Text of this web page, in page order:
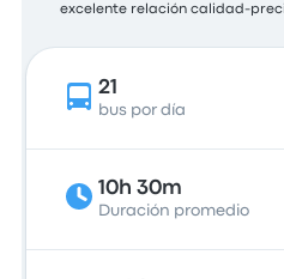
excelente relación calidad-
21
bus por día
10h 30m
Duración promedio